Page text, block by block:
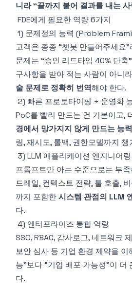
니라 “끝까지 붙어 결과를 내는
FDE에게 필요한 역량 6가지
1) 문제정의 능력 (Problem
고객은 종종 “챗봇 만들어주세요
문제는 “승인 리드타임 40% 단축
구사항을 받아 적는 사람이 아니
술 문제로 정확히 번역해야 한다.
2) 빠른 프로토타이핑 + 운영화
PoC를 빨리 만드는 건 기본이고,
경에서 망가지지 않게 만드는 능력
링, 재시도, 롤백, 권한모델까지 챙
3) LLM 애플리케이션 엔지니어링
프롬프트만 아는 수준으로는 부
드레일, 컨텍스트 전략, 툴 호출,
까지 포함한시스템 관점의 LLM
다.
4) 엔터프라이즈 통합 역량
SSO, RBAC, 감사로그, 네트워크
보안 심사 등 기업 환경 제약을 이
능”보다 “기업 배포 가능성”이 더
다.